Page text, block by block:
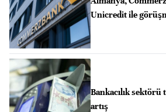
Unicredit ile
Bankacılık sektörü
artış